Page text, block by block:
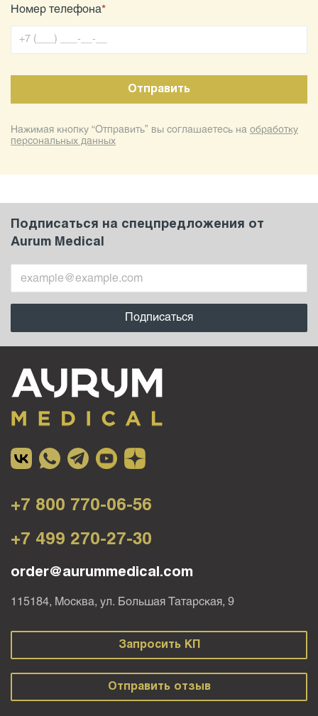
Номер телефона*
Нажимая кнопку “Отправить” вы соглашаетесь на обработку
персональных данных
Подписаться на спецпредложения от
Aurum Medical
+7 800 770-06-56
+7 499 270-27-30
order@aurummedical.com
115184, Москва, ул. Большая Татарская, 9
Запросить КП
Отправить отзыв